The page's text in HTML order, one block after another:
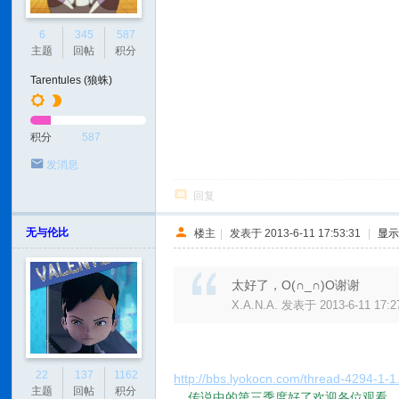
6
主题
345
回帖
587
积分
Tarentules (狼蛛)
积分 587
发消息
回复
无与伦比
22
主题
137
回帖
1162
积分
楼主 | 发表于 2013-6-11 17:53:31 | 显
太好了，O(∩_∩)O谢谢
X.A.N.A. 发表于 2013-6-11
http://bbs.lyokocn.com/thread-4294-1-